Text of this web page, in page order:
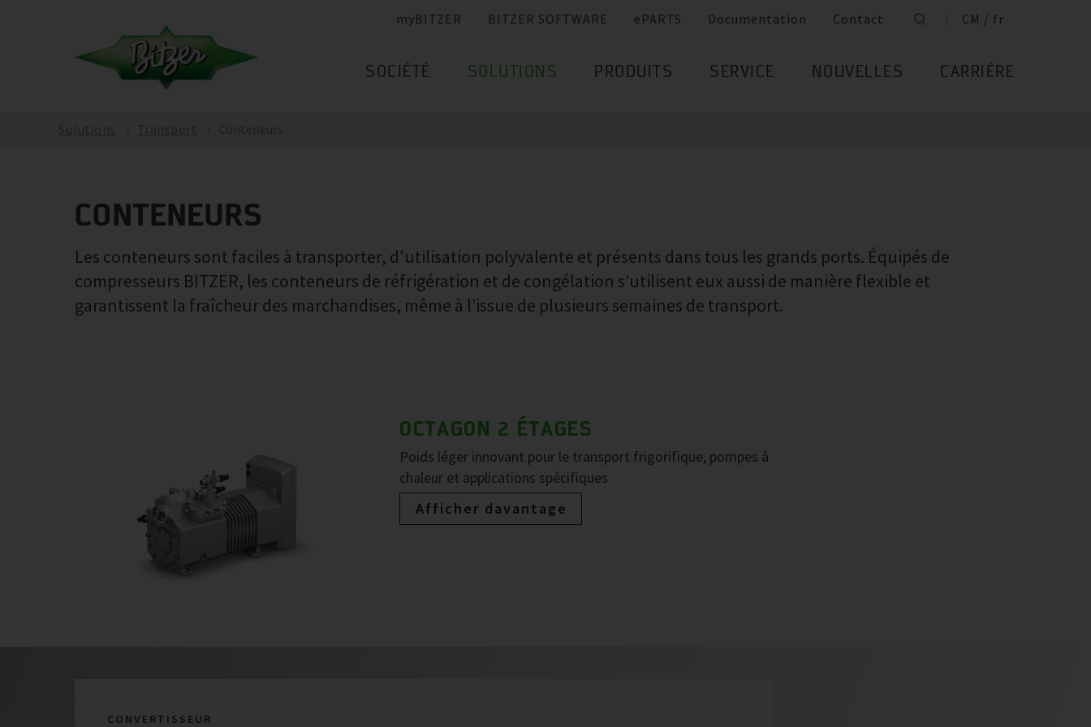
myBITZER BITZER SOFTWARE ePARTS Documentation Contact CM / fr
SOCIÉTÉ SOLUTIONS PRODUITS SERVICE NOUVELLES CARRIÈRE
CONTENEURS
Les conteneurs sont faciles à transporter, d'utilisation polyvalente et présents dans tous les grands ports. Équipés de
compresseurs BITZER, les conteneurs de réfrigération et de congélation s’utilisent eux aussi de manière flexible et
garantissent la fraîcheur des marchandises, même à l’issue de plusieurs semaines de transport.
OCTAGON 2 ÉTAGES
Poids léger innovant pour le transport frigorifique, pompes à
chaleur et applications spécifiques
Afficher davantage
CONVERTISSEUR